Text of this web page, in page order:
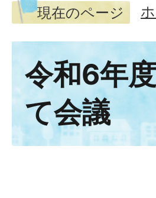
現在のページ
令和6年
て会議